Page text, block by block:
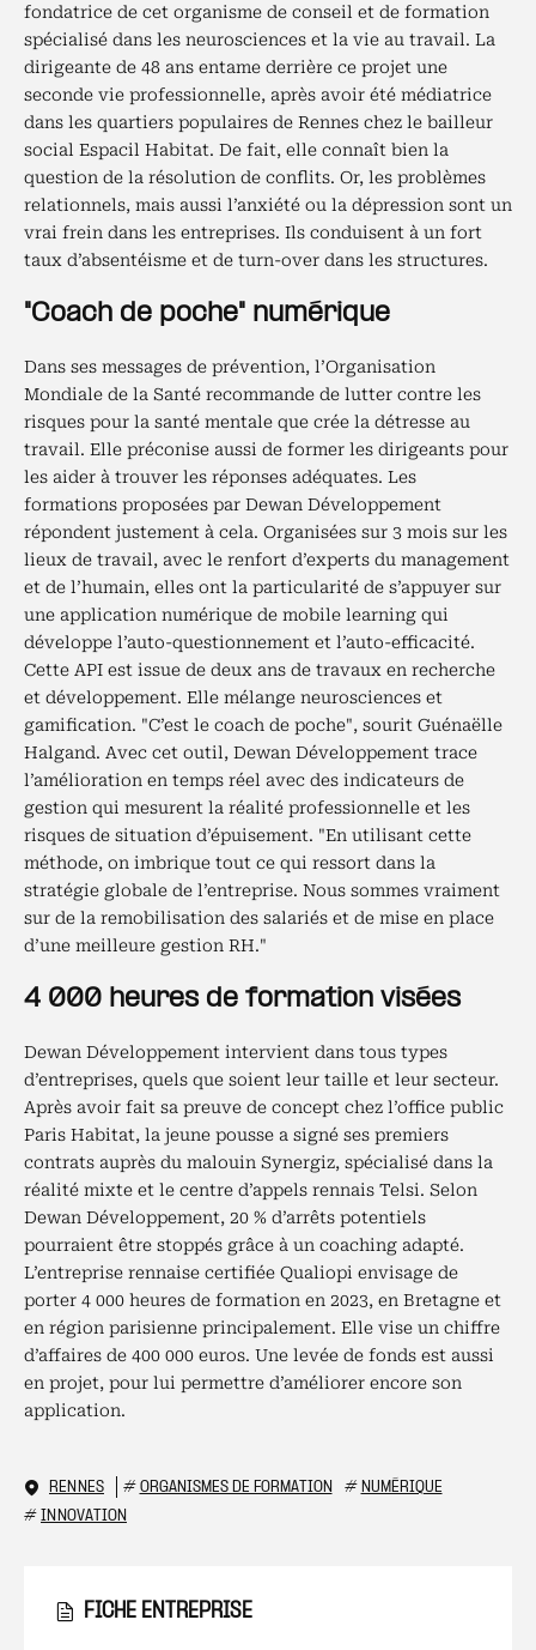
fondatrice de cet organisme de conseil et de formation
spécialisé dans les neurosciences et la vie au travail. La
dirigeante de 48 ans entame derrière ce projet une
seconde vie professionnelle, après avoir été médiatrice
dans les quartiers populaires de Rennes chez le bailleur
social Espacil Habitat. De fait, elle connaît bien la
question de la résolution de conflits. Or, les problèmes
relationnels, mais aussi l’anxiété ou la dépression sont un
vrai frein dans les entreprises. Ils conduisent à un fort
taux d’absentéisme et de turn-over dans les structures.
"Coach de poche" numérique
Dans ses messages de prévention, l’Organisation
Mondiale de la Santé recommande de lutter contre les
risques pour la santé mentale que crée la détresse au
travail. Elle préconise aussi de former les dirigeants pour
les aider à trouver les réponses adéquates. Les
formations proposées par Dewan Développement
répondent justement à cela. Organisées sur 3 mois sur les
lieux de travail, avec le renfort d’experts du management
et de l’humain, elles ont la particularité de s’appuyer sur
une application numérique de mobile learning qui
développe l’auto-questionnement et l’auto-efficacité.
Cette API est issue de deux ans de travaux en recherche
et développement. Elle mélange neurosciences et
gamification. "C’est le coach de poche", sourit Guénaëlle
Halgand. Avec cet outil, Dewan Développement trace
l’amélioration en temps réel avec des indicateurs de
gestion qui mesurent la réalité professionnelle et les
risques de situation d’épuisement. "En utilisant cette
méthode, on imbrique tout ce qui ressort dans la
stratégie globale de l’entreprise. Nous sommes vraiment
sur de la remobilisation des salariés et de mise en place
d’une meilleure gestion RH."
4 000 heures de formation visées
Dewan Développement intervient dans tous types
d’entreprises, quels que soient leur taille et leur secteur.
Après avoir fait sa preuve de concept chez l’office public
Paris Habitat, la jeune pousse a signé ses premiers
contrats auprès du malouin Synergiz, spécialisé dans la
réalité mixte et le centre d’appels rennais Telsi. Selon
Dewan Développement, 20 % d’arrêts potentiels
pourraient être stoppés grâce à un coaching adapté.
L’entreprise rennaise certifiée Qualiopi envisage de
porter 4 000 heures de formation en 2023, en Bretagne et
en région parisienne principalement. Elle vise un chiffre
d’affaires de 400 000 euros. Une levée de fonds est aussi
en projet, pour lui permettre d’améliorer encore son
application.
RENNES # ORGANISMES DE FORMATION # NUMÉRIQUE
# INNOVATION
FICHE ENTREPRISE